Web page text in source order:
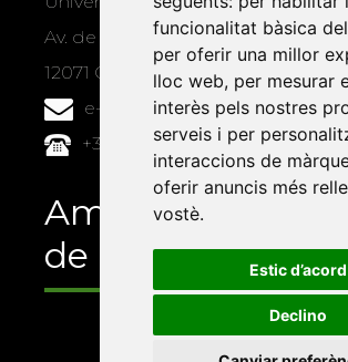
funcionalitat bàsica
per oferir una millor
lloc web, per mesurar
interès pels nostres
serveis i per
interaccions de
oferir anuncis més
vostè.
Estic d’acord
Declino
Av. de Vicent Sos Baynat, s/n
12071 Castelló de la Plana
e-buc@vives.org
+34 964 72 89 93
Amb el suport
de